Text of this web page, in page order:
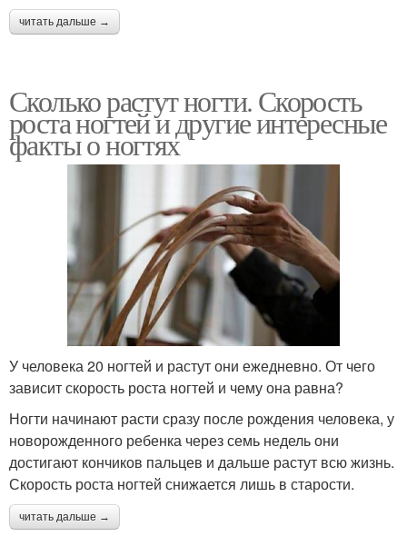
читать дальше →
Сколько растут ногти. Скорость
роста ногтей и другие интересные
факты о ногтях
У человека 20 ногтей и растут они ежедневно. От чего
зависит скорость роста ногтей и чему она равна?
Ногти начинают расти сразу после рождения человека, у
новорожденного ребенка через семь недель они
достигают кончиков пальцев и дальше растут всю жизнь.
Скорость роста ногтей снижается лишь в старости.
читать дальше →